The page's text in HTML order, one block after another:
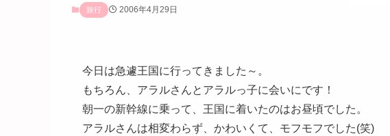
旅行 2006年4月29日
今日は急遽王国に行ってきました～。
もちろん、アラルさんとアラルっ子に会いにです！
朝一の新幹線に乗って、王国に着いたのはお昼頃でした。
アラルさんは相変わらず、かわいくて、モフモフでした(笑)